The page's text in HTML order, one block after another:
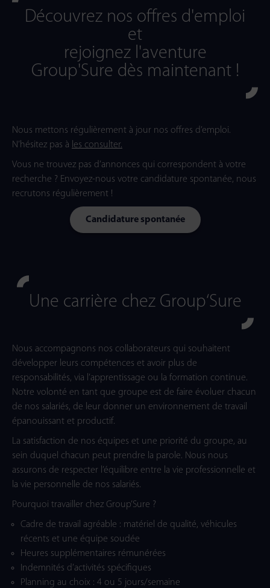
Découvrez nos offres d'emploi
et
rejoignez l'aventure
Group'Sure dès maintenant !
Nous mettons régulièrement à jour nos offres d’emploi.
N’hésitez pas à les consulter.
Vous ne trouvez pas d’annonces qui correspondent à votre
recherche ? Envoyez-nous votre candidature spontanée, nous
recrutons régulièrement !
Candidature spontanée
Une carrière chez Group‘Sure
Nous accompagnons nos collaborateurs qui souhaitent
développer leurs compétences et avoir plus de
responsabilités, via l’apprentissage ou la formation continue.
Notre volonté en tant que groupe est de faire évoluer chacun
de nos salariés, de leur donner un environnement de travail
épanouissant et productif.
La satisfaction de nos équipes et une priorité du groupe, au
sein duquel chacun peut prendre la parole. Nous nous
assurons de respecter l’équilibre entre la vie professionnelle et
la vie personnelle de nos salariés.
Pourquoi travailler chez Group’Sure ?
Cadre de travail agréable : matériel de qualité, véhicules
récents et une équipe soudée
Heures supplémentaires rémunérées
Indemnités d’activités spécifiques
Planning au choix : 4 ou 5 jours/semaine